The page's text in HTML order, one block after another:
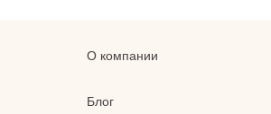
О компании
Блог